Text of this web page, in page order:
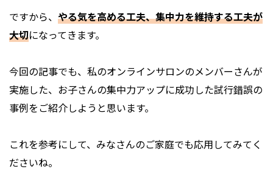
ですから、 やる気を高める工夫、集中力を維持する工夫が
大切になってきます。
今回の記事でも、私のオンラインサロンのメンバーさんが
実施した、お子さんの集中力アップに成功した試行錯誤の
事例をご紹介しようと思います。
これを参考にして、みなさんのご家庭でも応用してみてく
ださいね。